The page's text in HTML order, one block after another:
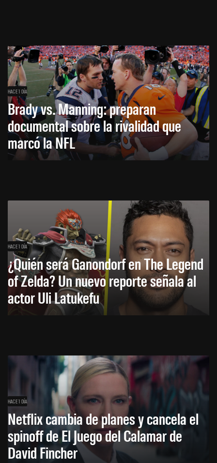
HACE 1 DÍA
Brady vs. Manning: preparan
documental sobre la rivalidad que
marcó la NFL
HACE 1 DÍA
¿Quién será Ganondorf en The Legend
of Zelda? Un nuevo reporte señala al
actor Uli Latukefu
HACE 1 DÍA
Netflix cambia de planes y cancela el
spinoff de El Juego del Calamar de
David Fincher